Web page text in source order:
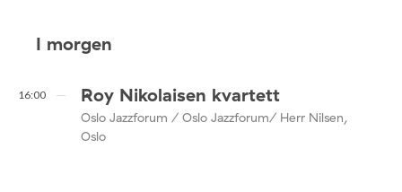
I morgen
16:00 Roy Nikolaisen kvartett
Oslo Jazzforum / Oslo Jazzforum/ Herr Nilsen,
Oslo